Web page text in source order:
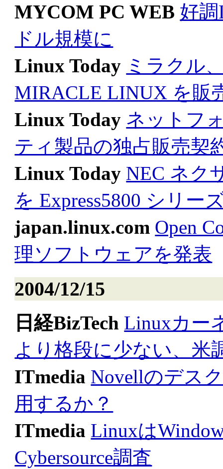
MYCOM PC WEB 好
ドル規模に
Linux Today ミラクル
MIRACLE LINUX を販
Linux Today ネットフ
ティ製品の独占販売契
Linux Today NEC ネク
を Express5800 シリー
japan.linux.com Open
理ソフトウェアを発表
2004/12/15
日経BizTech Linuxカー
より格段に少ない、米
ITmedia Novellのデス
用するか？
ITmedia Linuxは
Cybersource調査